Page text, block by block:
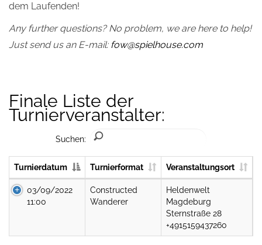
dem Laufenden!
Any further questions? No problem, we are here to help!
Just send us an E-mail: fow@spielhouse.com
Finale Liste der
Turnierveranstalter:
Suchen:
Turnierdatum Turnierformat Veranstaltungsort
03/09/2022
11:00
Constructed
Wanderer
Heldenwelt
Magdeburg
Sternstraße 28
+4915159437260